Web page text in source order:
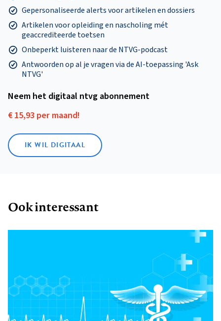
Gepersonaliseerde alerts voor artikelen en dossiers
Artikelen voor opleiding en nascholing mét
geaccrediteerde toetsen
Onbeperkt luisteren naar de NTVG-podcast
Antwoorden op al je vragen via de AI-toepassing 'Ask
NTVG'
Neem het digitaal ntvg abonnement
€ 15,93 per maand!
IK WIL DIGITAAL
Ook interessant